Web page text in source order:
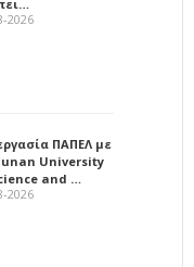
2026
ΠΑΠΕΛ με
University
and …
2026